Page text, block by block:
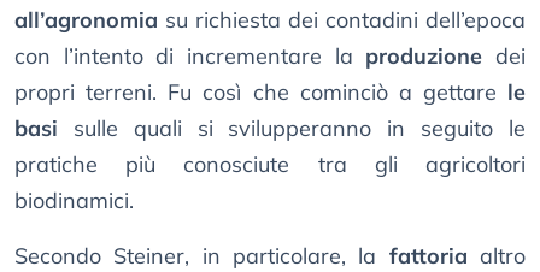
all’agronomia su richiesta dei contadini dell’epoca
con l’intento di incrementare la produzione dei
propri terreni. Fu così che cominciò a gettare le
basi sulle quali si svilupperanno in seguito le
pratiche più conosciute tra gli agricoltori
biodinamici.
Secondo Steiner, in particolare, la fattoria altro